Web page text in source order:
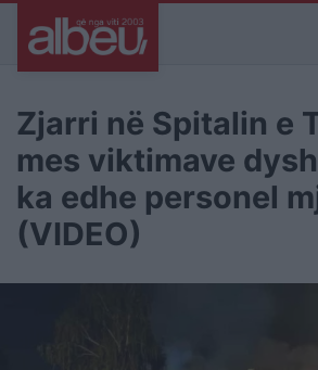
Zjarri në Spitalin e
mes viktimave
ka edhe personel
(VIDEO)